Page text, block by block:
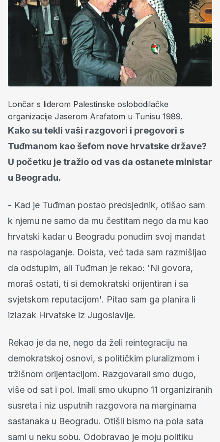
Lončar s liderom Palestinske oslobodilačke
organizacije Jaserom Arafatom u Tunisu 1989.
Kako su tekli vaši razgovori i pregovori s
Tuđmanom kao šefom nove hrvatske države?
U početku je tražio od vas da ostanete ministar
u Beogradu.
- Kad je Tuđman postao predsjednik, otišao sam
k njemu ne samo da mu čestitam nego da mu kao
hrvatski kadar u Beogradu ponudim svoj mandat
na raspolaganje. Doista, već tada sam razmišljao
da odstupim, ali Tuđman je rekao: 'Ni govora,
moraš ostati, ti si demokratski orijentiran i sa
svjetskom reputacijom'. Pitao sam ga planira li
izlazak Hrvatske iz Jugoslavije.
Rekao je da ne, nego da želi reintegraciju na
demokratskoj osnovi, s političkim pluralizmom i
tržišnom orijentacijom. Razgovarali smo dugo,
više od sat i pol. Imali smo ukupno 11 organiziranih
susreta i niz usputnih razgovora na marginama
sastanaka u Beogradu. Otišli bismo na pola sata
sami u neku sobu. Odobravao je moju politiku